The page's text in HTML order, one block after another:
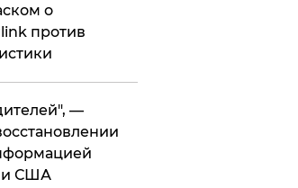
о
против
—
и США